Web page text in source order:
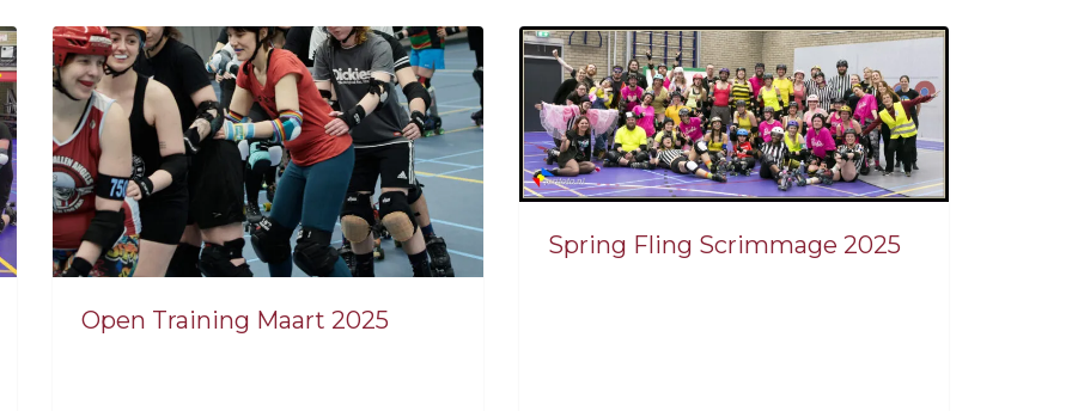
Open Training Maart 2025
Spring Fling Scrimmage 2025